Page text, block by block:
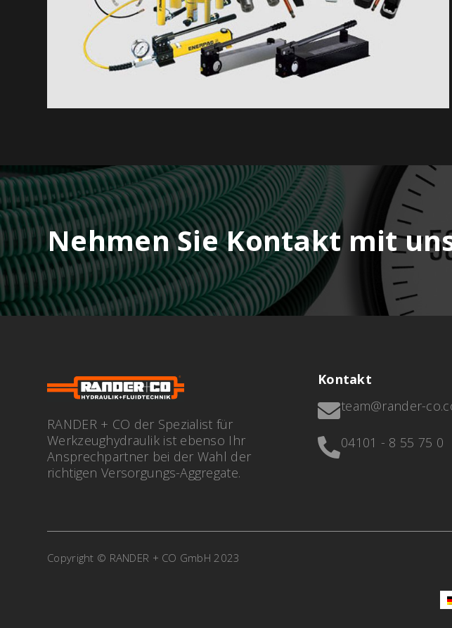
Nehmen Sie Kontakt mit
RANDER + CO der Spezialist für
Werkzeughydraulik ist ebenso Ihr
Ansprechpartner bei der Wahl der
richtigen Versorgungs-Aggregate.
Kontakt
team@rander-
04101 - 8 55 75 0
Copyright © RANDER + CO GmbH 2023